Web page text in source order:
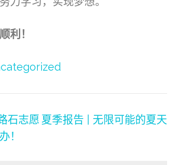
利！
石志愿
！
夏季报告 | 无限可能的夏天